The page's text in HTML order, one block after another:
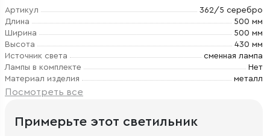
Артикул
362/5 серебро
Длина
500 мм
Ширина
500 мм
Высота
430 мм
Источник света
сменная лампа
Лампы в комплекте
Нет
Материал изделия
металл
Посмотреть все
Примерьте этот светильник